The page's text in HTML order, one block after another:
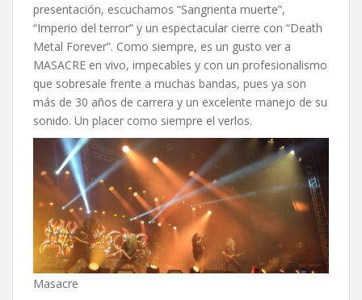
presentación, escuchamos “Sangrienta muerte”,
“Imperio del terror” y un espectacular cierre con “Death
Metal Forever”. Como siempre, es un gusto ver a
MASACRE en vivo, impecables y con un profesionalismo
que sobresale frente a muchas bandas, pues ya son
más de 30 años de carrera y un excelente manejo de su
sonido. Un placer como siempre el verlos.
Masacre